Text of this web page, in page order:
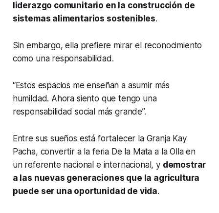
liderazgo comunitario en la construcción de
sistemas alimentarios sostenibles.
Sin embargo, ella prefiere mirar el reconocimiento
como una responsabilidad.
“Estos espacios me enseñan a asumir más
humildad. Ahora siento que tengo una
responsabilidad social más grande”.
Entre sus sueños está fortalecer la Granja Kay
Pacha, convertir a la feria De la Mata a la Olla en
un referente nacional e internacional, y demostrar
a las nuevas generaciones que la agricultura
puede ser una oportunidad de vida.